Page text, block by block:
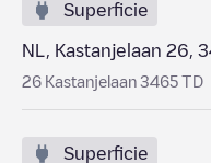
Superficie
NL, Kastanjelaan 26,
26 Kastanjelaan 3465 TD
Superficie